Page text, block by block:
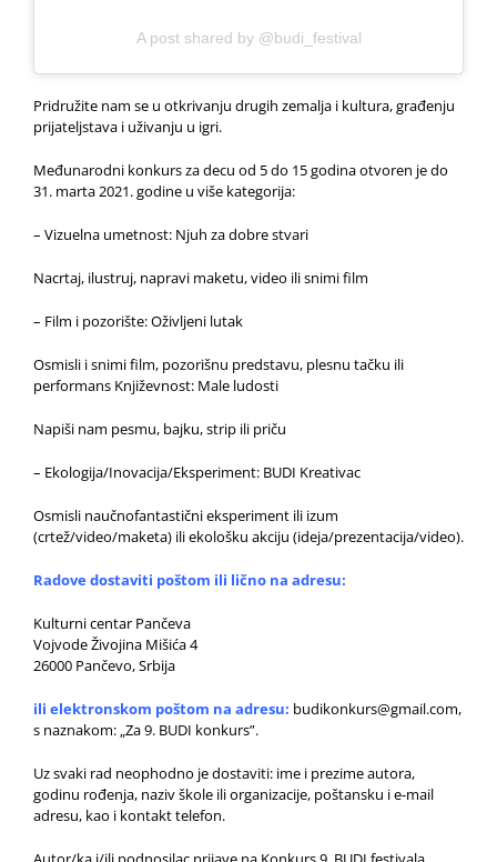
A post shared by @budi_festival
Pridružite nam se u otkrivanju drugih zemalja i kultura, građenju
prijateljstava i uživanju u igri.
Međunarodni konkurs za decu od 5 do 15 godina otvoren je do
31. marta 2021. godine u više kategorija:
– Vizuelna umetnost: Njuh za dobre stvari
Nacrtaj, ilustruj, napravi maketu, video ili snimi film
– Film i pozorište: Oživljeni lutak
Osmisli i snimi film, pozorišnu predstavu, plesnu tačku ili
performans Književnost: Male ludosti
Napiši nam pesmu, bajku, strip ili priču
– Ekologija/Inovacija/Eksperiment: BUDI Kreativac
Osmisli naučnofantastični eksperiment ili izum
(crtež/video/maketa) ili ekološku akciju (ideja/prezentacija/video).
Radove dostaviti poštom ili lično na adresu:
Kulturni centar Pančeva
Vojvode Živojina Mišića 4
26000 Pančevo, Srbija
ili elektronskom poštom na adresu: budikonkurs@gmail.com,
s naznakom: „Za 9. BUDI konkurs”.
Uz svaki rad neophodno je dostaviti: ime i prezime autora,
godinu rođenja, naziv škole ili organizacije, poštansku i e-mail
adresu, kao i kontakt telefon.